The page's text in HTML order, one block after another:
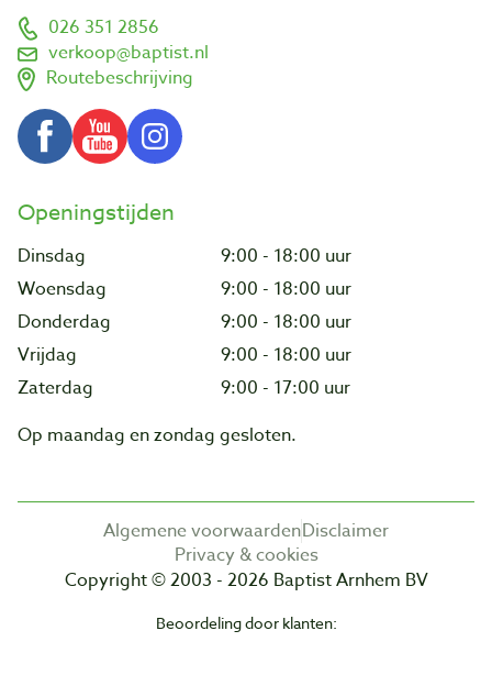
026 351 2856
verkoop@baptist.nl
Routebeschrijving
Openingstijden
Dinsdag
9:00 - 18:00 uur
Woensdag
9:00 - 18:00 uur
Donderdag
9:00 - 18:00 uur
Vrijdag
9:00 - 18:00 uur
Zaterdag
9:00 - 17:00 uur
Op maandag en zondag gesloten.
Algemene voorwaardenDisclaimer
Privacy & cookies
Copyright © 2003 - 2026 Baptist Arnhem BV
Beoordeling door klanten: